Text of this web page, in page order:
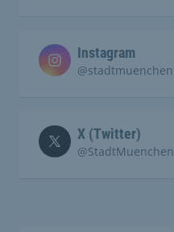
Instagram
@stadtmuenchen
X (Twitter)
@StadtMuenchen